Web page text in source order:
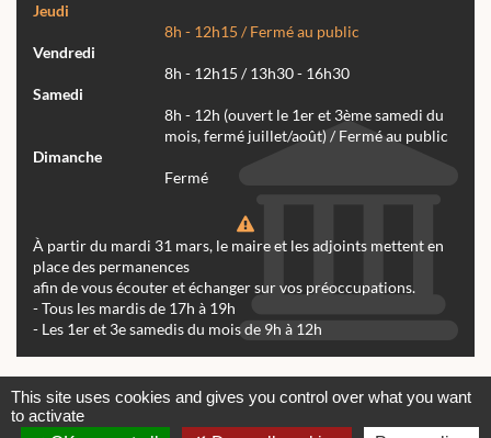
Jeudi
8h - 12h15 / Fermé au public
Vendredi
8h - 12h15 / 13h30 - 16h30
Samedi
8h - 12h (ouvert le 1er et 3ème samedi du
mois, fermé juillet/août) / Fermé au public
Dimanche
Fermé
À partir du mardi 31 mars, le maire et les adjoints mettent en
place des permanences
afin de vous écouter et échanger sur vos préoccupations.
- Tous les mardis de 17h à 19h
- Les 1er et 3e samedis du mois de 9h à 12h
Contactez-nous
Mentions légales
This site uses cookies and gives you control over what you want
to activate